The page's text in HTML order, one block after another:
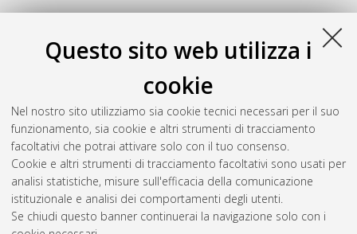
Questo sito web utilizza i
cookie
Nel nostro sito utilizziamo sia cookie tecnici necessari per il suo
funzionamento, sia cookie e altri strumenti di tracciamento
facoltativi che potrai attivare solo con il tuo consenso.
Cookie e altri strumenti di tracciamento facoltativi sono usati per
analisi statistiche, misure sull'efficacia della comunicazione
istituzionale e analisi dei comportamenti degli utenti.
Se chiudi questo banner continuerai la navigazione solo con i
M
Malfattore, Giovanni(2025)
Measurement of (anti)helium
production in pp collisions with ALICE at the LHC
thesis], Alma Mater Studiorum Università di Bologna.
Dottorato di ricerca inFisica , 37 Ciclo. DOI
10.48676/unibo/amsdottorato/12220.
Questa lista e' stata generata il Thu Aug 6 20:47:42 2026